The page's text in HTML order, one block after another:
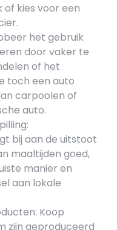
of kies voor een
het gebruik
door vaker te
of het
toch een auto
carpoolen of
auto.
bij aan de uitstoot
maaltijden goed,
manier en
aan lokale
Koop
zijn geproduceerd